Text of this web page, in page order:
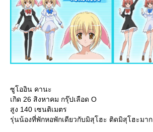
ซูโออิน คานะ
เกิด 26 สิงหาคม กรุ๊ปเลือด O
สูง 140 เซนติเมตร
รุ่นน้องที่พักหอพักเดียวกับมิสุโฮะ ติดมิสุโฮะมาก